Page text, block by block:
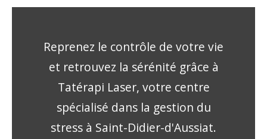
Reprenez le contrôle de votre vie
et retrouvez la sérénité grâce à
Tatérapi Laser, votre centre
spécialisé dans la gestion du
stress à Saint-Didier-d'Aussiat.